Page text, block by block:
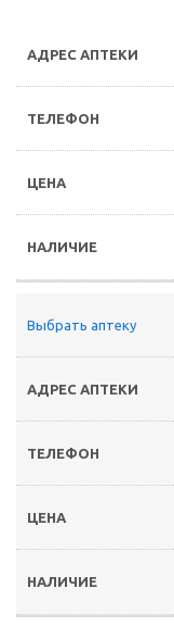
Выбрать аптеку